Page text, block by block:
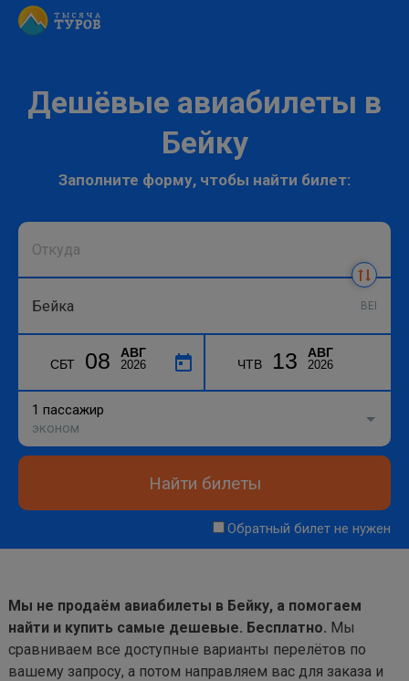
Дешёвые авиабилеты в
Бейку
Заполните форму, чтобы найти билет:
BEI
СБТ 08 АВГ
2026 ЧТВ 13 АВГ
2026
1 пассажир
эконом
Найти билеты
Обратный билет не нужен
Мы не продаём авиабилеты в Бейку, а помогаем
найти и купить самые дешевые. Бесплатно. Мы
сравниваем все доступные варианты перелётов по
вашему запросу, а потом направляем вас для заказа и